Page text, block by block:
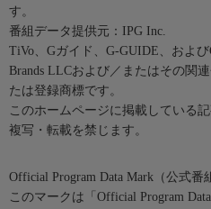
す。
番組データ提供元：IPG Inc.
TiVo、Gガイド、G-GUIDE、およ
Brands LLCおよび／またはその関
たは登録商標です。
このホームページに掲載している
複写・転載を禁じます。
Official Program Data Mark（公式番
このマークは「Official Program